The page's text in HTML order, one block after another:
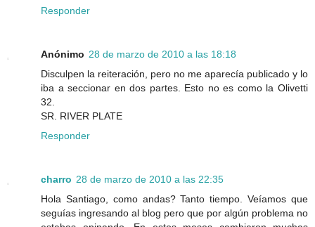
Responder
Anónimo 28 de marzo de 2010 a las 18:18
Disculpen la reiteración, pero no me aparecía publicado y lo
iba a seccionar en dos partes. Esto no es como la Olivetti
32.
SR. RIVER PLATE
Responder
charro 28 de marzo de 2010 a las 22:35
Hola Santiago, como andas? Tanto tiempo. Veíamos que
seguías ingresando al blog pero que por algún problema no